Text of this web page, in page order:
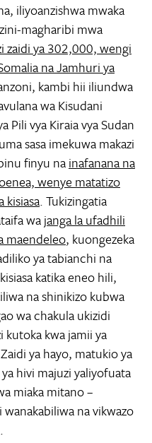
iliyoanzishwa mwaka
magharibi mwa
zaidi ya 302,000, wengi
na Jamhuri ya
kambi hii iliundwa
wa Kisudani
Pili vya Kiraia vya Sudan
sasa imekuwa makazi
finyu nainafanana na
wenye matatizo
kisiasa. Tukizingatia
wajanga la ufadhili
maendeleo, kuongezeka
ya tabianchi na
katika eneo hili,
na shinikizo kubwa
wa chakula ukizidi
kwa jamii ya
ya hayo, matukio ya
hivi majuzi yaliyofuata
miaka mitano –
na vikwazo